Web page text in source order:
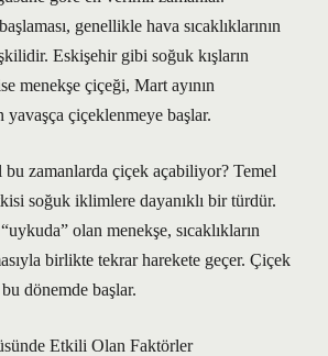
genellikle hava sıcaklıklarının
Eskişehir gibi soğuk kışların
menekşe çiçeği, Mart ayının
yavaşça çiçeklenmeye başlar.
bu zamanlarda çiçek açabiliyor? Temel
soğuk iklimlere dayanıklı bir türdür.
olan menekşe, sıcaklıkların
birlikte tekrar harekete geçer. Çiçek
dönemde başlar.
Etkili Olan Faktörler